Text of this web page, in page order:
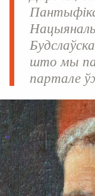
што мы
партале